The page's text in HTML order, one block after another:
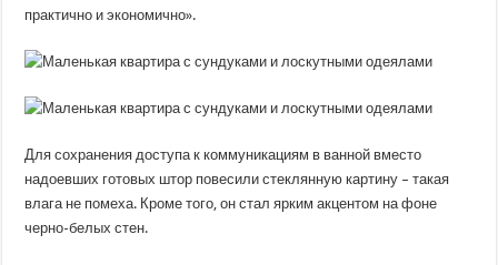
практично и экономично».
Для сохранения доступа к коммуникациям в ванной вместо
надоевших готовых штор повесили стеклянную картину – такая
влага не помеха. Кроме того, он стал ярким акцентом на фоне
черно-белых стен.